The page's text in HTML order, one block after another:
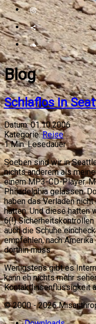
Blog
Schlaflos in
Datum: 01.10.2006
Kategorie: Reise
1Min. Lesedauer
Soeben sind wir in
nichts anderem als
einem MP3-CD-Player.
Philadelphia gelassen.
haben das Verladen
hatten. Und diese hatten
6(!)
auch die Schuhe
empfehlen, nach
dorthin muss.
Wenigstens gibt es
kann eh nichts mehr
Kontaktlinsenflüssigkeit
© 2000 -2026